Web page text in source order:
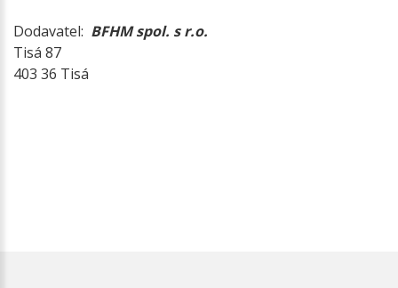
Dodavatel: BFHM spol. s r.o.
Tisá 87
403 36 Tisá